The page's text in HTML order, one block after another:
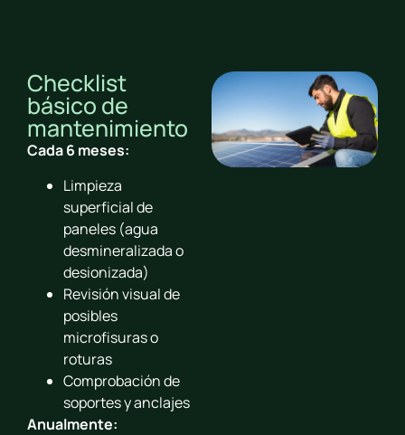
Checklist
básico de
mantenimiento
Cada 6 meses:
Limpieza
superficial de
paneles (agua
desmineralizada o
desionizada)
Revisión visual de
posibles
microfisuras o
roturas
Comprobación de
soportes y anclajes
Anualmente: